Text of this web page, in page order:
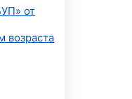
от
возраста